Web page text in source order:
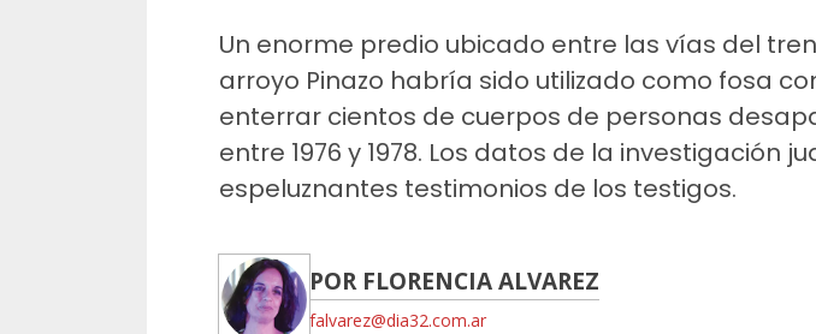
Un enorme predio ubicado entre las vías del
arroyo Pinazo habría sido utilizado como fosa
enterrar cientos de cuerpos de personas
entre 1976 y 1978. Los datos de la investigación
espeluznantes testimonios de los testigos.
POR FLORENCIA ALVAREZ
falvarez@dia32.com.ar